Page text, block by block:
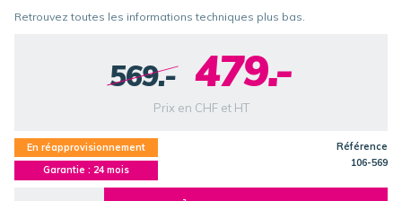
Retrouvez toutes les informations techniques plus bas.
569.- 479.-
Prix en CHF et HT
En réapprovisionnement
Référence
106-569
Garantie : 24mois